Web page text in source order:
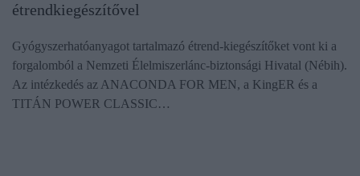
étrendkiegészítővel
Gyógyszerhatóanyagot tartalmazó étrend-kiegészítőket vont ki a
forgalomból a Nemzeti Élelmiszerlánc-biztonsági Hivatal (Nébih).
Az intézkedés az ANACONDA FOR MEN, a KingER és a
TITÁN POWER CLASSIC…